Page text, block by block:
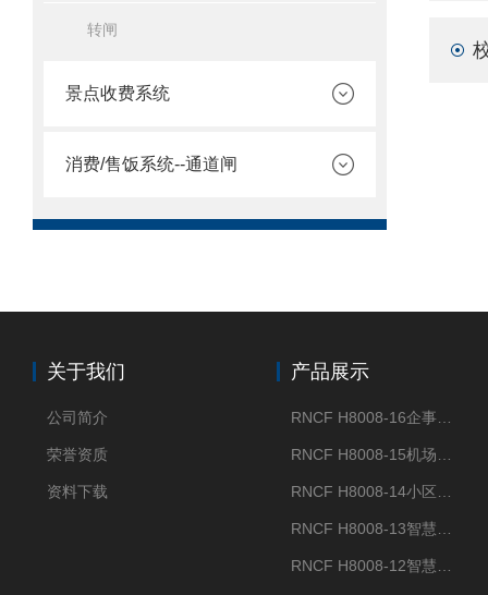
转闸
景点收费系统
消费/售饭系统--通道闸
关于我们
公司简介
荣誉资质
资料下载
产品展示